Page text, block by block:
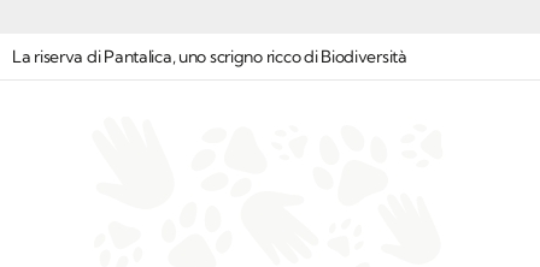
La riserva di Pantalica, uno scrigno ricco di Biodiversità